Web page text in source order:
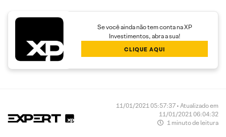
Se você ainda não tem conta na XP
Investimentos, abra a sua!
CLIQUE AQUI
11/01/2021 05:57:37 • Atualizado em
11/01/2021 06:04:32
1 minuto de leitura